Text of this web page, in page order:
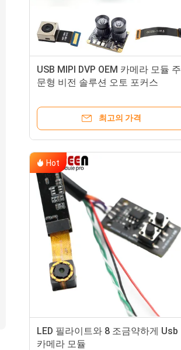
USB MIPI DVP OEM 카메라 모듈 주
문형 비전 솔루션 오토 포커스
최고의 가격
Hot
LED 필라이트와 8 조금약하게 Usb
카메라 모듈